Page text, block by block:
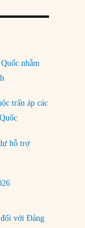
mạo
Iran?
Đông
luôn
nhằm
trấn áp các
hỗ trợ
với Đảng